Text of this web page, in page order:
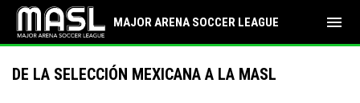
MAJOR ARENA SOCCER LEAGUE menu
DE LA SELECCIÓN MEXICANA A LA MASL